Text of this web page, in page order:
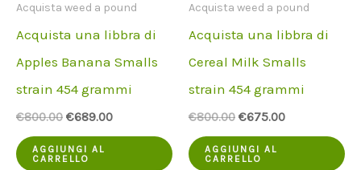
Acquista weed a pound
Acquista una libbra di
Apples Banana Smalls
strain 454 grammi
€800.00 Il
originale
era:
€689.00Il
AGGIUNGI AL
CARRELLO
Acquista weed a pound
Acquista una libbra di
Cereal Milk Smalls
strain 454 grammi
€800.00 Il
originale
era:
€675.00Il
AGGIUNGI AL
CARRELLO